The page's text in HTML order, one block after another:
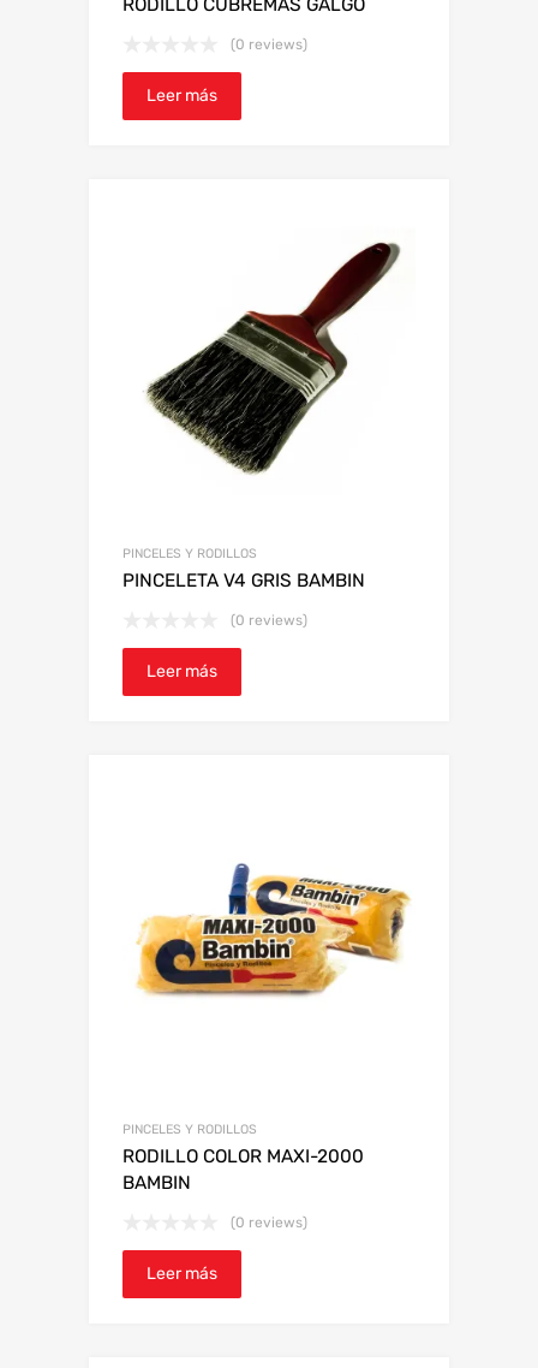
RODILLO CUBREMAS GALGO
(0 reviews)
Leer más
PINCELES Y RODILLOS
PINCELETA V4 GRIS BAMBIN
(0 reviews)
Leer más
PINCELES Y RODILLOS
RODILLO COLOR MAXI-2000
BAMBIN
(0 reviews)
Leer más